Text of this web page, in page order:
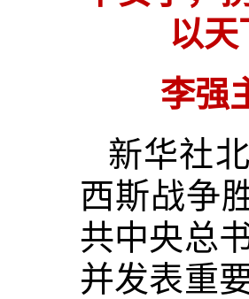
以
李强
新华社
西斯战争
共中央总
并发表重